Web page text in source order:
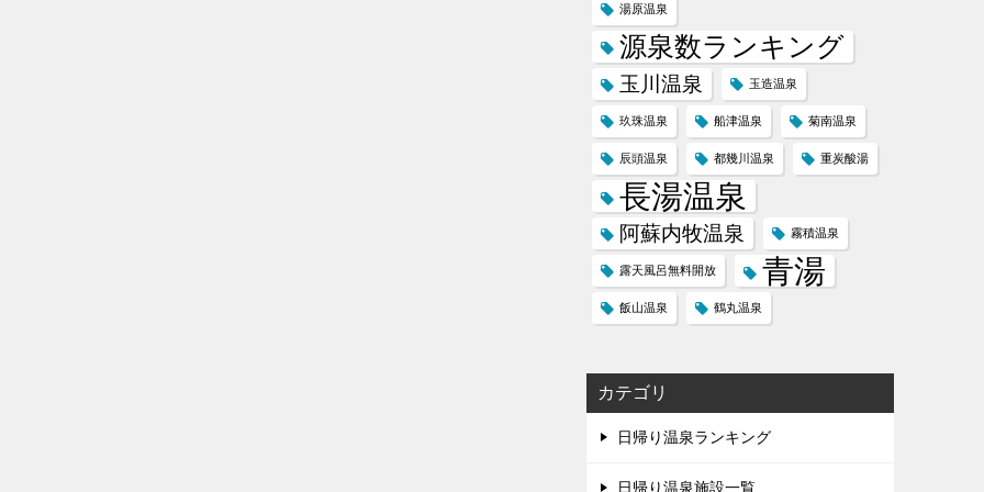
湯原温泉
源泉数ランキング
玉川温泉 玉造温泉
玖珠温泉 船津温泉 菊南温泉
辰頭温泉 都幾川温泉 重炭酸湯
長湯温泉
阿蘇内牧温泉 霧積温泉
露天風呂無料開放 青湯
飯山温泉 鶴丸温泉
カテゴリ
日帰り温泉ランキング
日帰り温泉施設一覧